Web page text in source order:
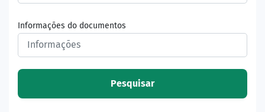
Informações do documentos
Pesquisar